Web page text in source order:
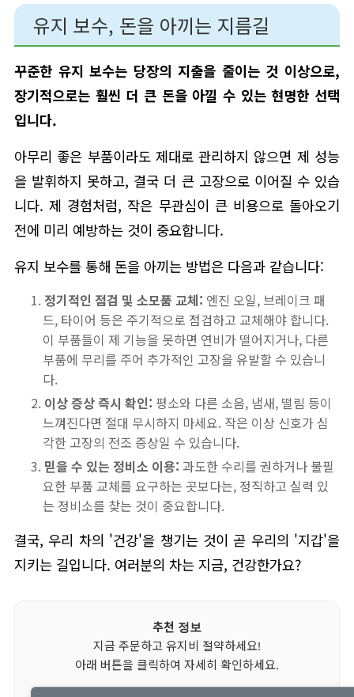
유지 보수, 돈을 아끼는 지름길
꾸준한 유지 보수는 당장의 지출을 줄이는 것 이상으로,
장기적으로는 훨씬 더 큰 돈을 아낄 수 있는 현명한 선택
입니다.
아무리 좋은 부품이라도 제대로 관리하지 않으면 제 성능
을 발휘하지 못하고, 결국 더 큰 고장으로 이어질 수 있습
니다. 제 경험처럼, 작은 무관심이 큰 비용으로 돌아오기
전에 미리 예방하는 것이 중요합니다.
유지 보수를 통해 돈을 아끼는 방법은 다음과 같습니다:
정기적인 점검 및 소모품 교체: 엔진 오일, 브레이크 패
드, 타이어 등은 주기적으로 점검하고 교체해야 합니다.
이 부품들이 제 기능을 못하면 연비가 떨어지거나, 다른
부품에 무리를 주어 추가적인 고장을 유발할 수 있습니
다.
이상 증상 즉시 확인: 평소와 다른 소음, 냄새, 떨림 등이
느껴진다면 절대 무시하지 마세요. 작은 이상 신호가 심
각한 고장의 전조 증상일 수 있습니다.
믿을 수 있는 정비소 이용: 과도한 수리를 권하거나 불필
요한 부품 교체를 요구하는 곳보다는, 정직하고 실력 있
는 정비소를 찾는 것이 중요합니다.
결국, 우리 차의 '건강'을 챙기는 것이 곧 우리의 '지갑'을
지키는 길입니다. 여러분의 차는 지금, 건강한가요?
추천 정보
지금 주문하고 유지비 절약하세요!
아래 버튼을 클릭하여 자세히 확인하세요.